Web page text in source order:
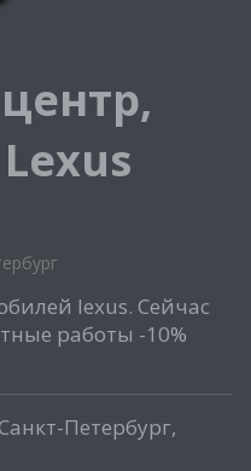
lexus. Сейчас
работы -10%
Петербург,